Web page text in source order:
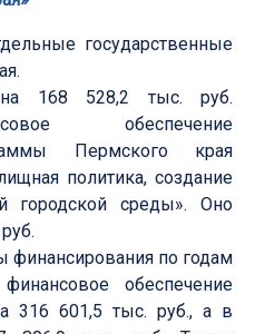
государственные
на 168 528,2 тыс. руб.
обеспечение
Пермского края
политика, создание
городской среды». Оно
по годам
обеспечение
316 601,5 тыс. руб., а в